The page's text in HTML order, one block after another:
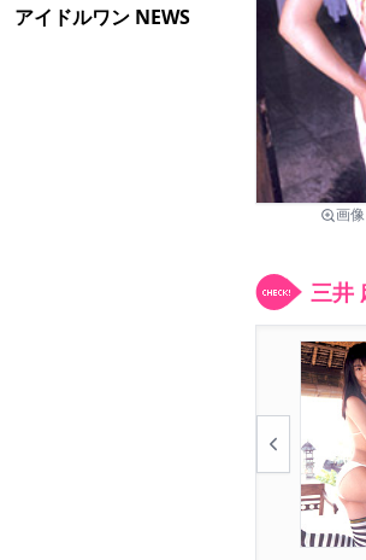
アイドルワン NEWS
画
三井